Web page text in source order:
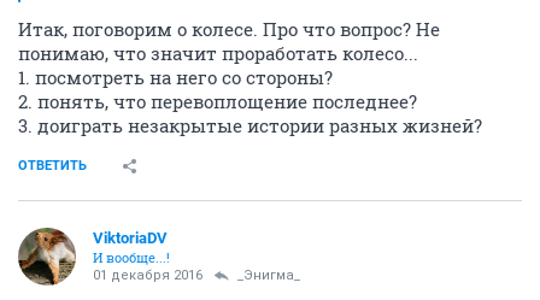
Итак, поговорим о колесе. Про что вопрос? Не
понимаю, что значит проработать колесо...
1. посмотреть на него со стороны?
2. понять, что перевоплощение последнее?
3. доиграть незакрытые истории разных жизней?
ОТВЕТИТЬ
ViktoriaDV
И вообще...!
01 декабря 2016 _Энигма_